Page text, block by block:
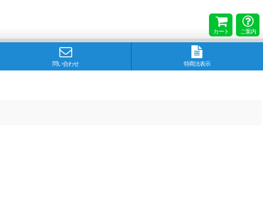
カート ご案内
問い合わせ 特商法表示